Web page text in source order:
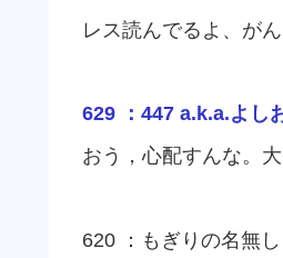
レス読んでるよ、が
629 ：447 a.k.a.よし
おう，心配すんな。
620 ：もぎりの名無